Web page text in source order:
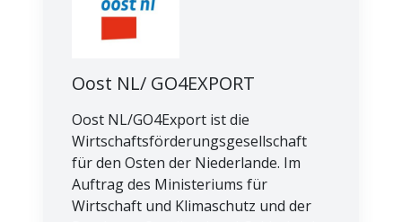
Oost NL/ GO4EXPORT
Oost NL/GO4Export ist die
Wirtschaftsförderungsgesellschaft
für den Osten der Niederlande. Im
Auftrag des Ministeriums für
Wirtschaft und Klimaschutz und der